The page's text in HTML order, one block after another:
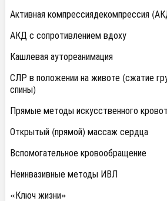
Активная компрессиядекомпрессия
АКД с сопротивлением вдоху
Кашлевая аутореанимация
СЛР в положении на животе (сжатие
спины)
Прямые методы искусственного
Открытый (прямой) массаж сердца
Вспомогательное кровообращение
Неинвазивные методы ИВЛ
«Ключ жизни»